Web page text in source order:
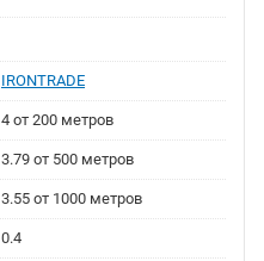
IRONTRADE
4 от 200 метров
3.79 от 500 метров
3.55 от 1000 метров
0.4